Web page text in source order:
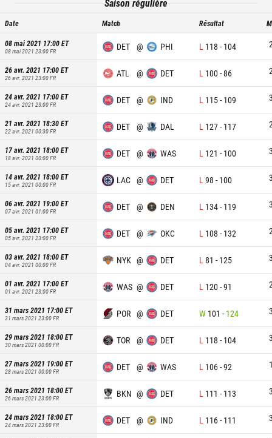
Saison régulière
Date Match Résultat
08 mai 2021 17:00ET
08 mai 2021 23:00FR DET @ PHI L 118 - 104
26 avr. 2021 17:00ET
26 avr. 2021 23:00FR ATL @ DET L 100-86
24 avr. 2021 17:00ET
24 avr. 2021 23:00FR DET @ IND L 115- 109
21 avr. 2021 18:30ET
22 avr. 2021 00:30FR DET @ DAL L 127- 117
17 avr. 2021 18:00ET
18 avr. 2021 00:00FR DET @ WAS L 121 - 100
14 avr. 2021 18:00ET
15 avr. 2021 00:00FR LAC @ DET L 98 - 100
06 avr. 2021 19:00ET
07 avr. 2021 01:00FR DET @ DEN L 134- 119
05 avr. 2021 17:00ET
05 avr. 2021 23:00FR DET @ OKC L 108 - 132
03 avr. 2021 18:00ET
04 avr. 2021 00:00FR NYK @ DET L 81 - 125
01 avr. 2021 17:00ET
01 avr. 2021 23:00FR WAS @ DET L 120-91
31 mars 2021 17:00ET
31 mars 2021 23:00FR POR @ DET W 101 - 124
29 mars 2021 18:00ET
30 mars 2021 00:00FR TOR @ DET L 118 - 104
27 mars 2021 19:00ET
28 mars 2021 00:00FR DET @ WAS L 106-92
26 mars 2021 18:00ET
26 mars 2021 23:00FR BKN @ DET L 111 - 113
24 mars 2021 18:00ET
24 mars 2021 23:00FR DET @ IND L 116- 111